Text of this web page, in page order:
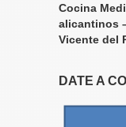
Cocina
alicantinos
Vicente del
DATE A